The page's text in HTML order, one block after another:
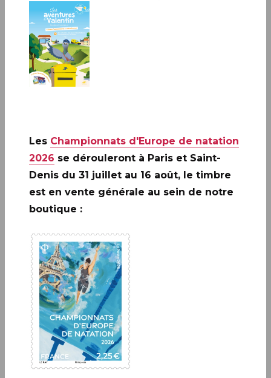
PAPETERIE ET ÉCRITURE
Le Carré d’Encre dispose d’un espace consacré à l’écrit :
TOUTES LES CATÉGORIES
Papeterie
Les Championnats d'Europe de natation
2026 se dérouleront à Paris et Saint-
Denis du 31 juillet au 16 août, le timbre
est en vente générale au sein de notre
boutique :